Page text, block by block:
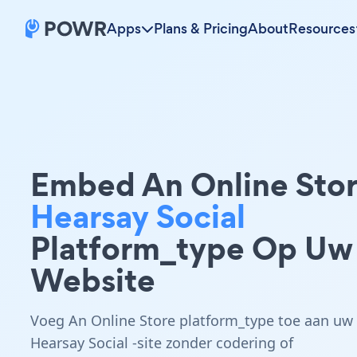
Apps Plans & PricingAboutResources
Embed An Online
Hearsay Social
Platform_type Op Uw
Website
Voeg An Online Store platform_type toe aan uw
Hearsay Social -site zonder codering of